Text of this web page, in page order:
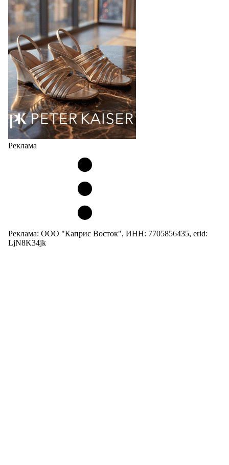
соответствует сегодняшнему тренду на
сникерины (гибридный вариант балеток и
кроссовок обтекаемой формы и с тонкой подошвой).
Но в модели Miu Miu Bubble присутствует еще и…
05.08.2026 2624
Реклама
Реклама: ООО "Каприс Восток", ИНН: 7705856435, erid:
LjN8K34jk